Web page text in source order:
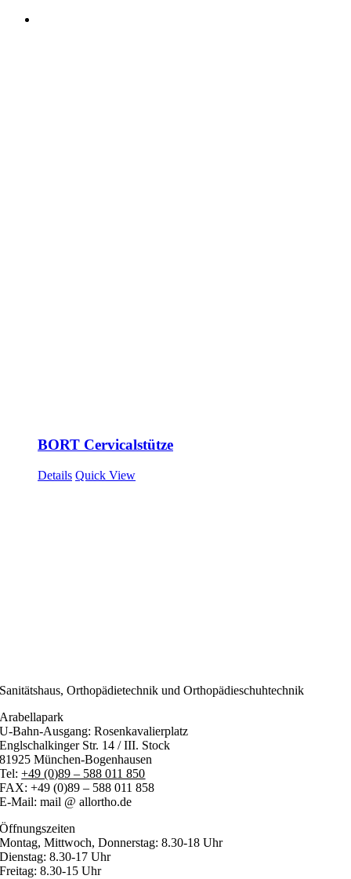
BORT Cervicalstütze
Details Quick View
Sanitätshaus, Orthopädietechnik und Orthopädieschuhtechnik
Arabellapark
U-Bahn-Ausgang: Rosenkavalierplatz
Englschalkinger Str. 14 / III. Stock
81925 München-Bogenhausen
Tel:+49 (0)89 – 588 011 850
FAX: +49 (0)89 – 588 011 858
E-Mail: mail @ allortho.de
Öffnungszeiten
Montag, Mittwoch, Donnerstag: 8.30-18 Uhr
Dienstag: 8.30-17 Uhr
Freitag: 8.30-15 Uhr